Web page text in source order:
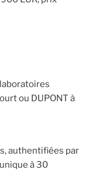
ou DUPONT à
authentifiées par
à 30